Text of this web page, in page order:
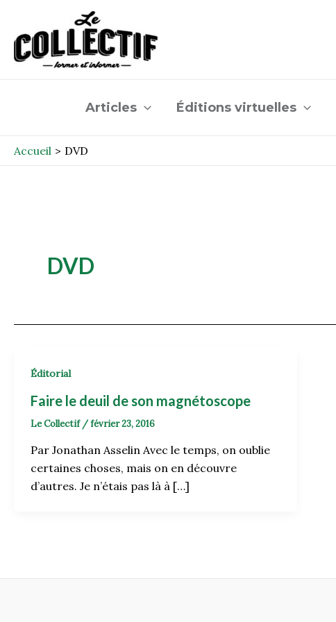
contenu
Articles Éditions virtuelles
Accueil DVD
DVD
Éditorial
Faire le deuil de son magnétoscope
Le Collectif /février 23, 2016
Par Jonathan Asselin Avec le temps, on oublie
certaines choses, mais on en découvre
d’autres. Je n’étais pas là à […]